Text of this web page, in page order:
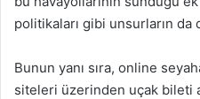
politikaları gibi unsurların da
Bunun yanı sıra, online
siteleri üzerinden uçak bileti